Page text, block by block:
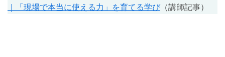
｜「現場で本当に使える力」を育てる学び（講師記事）